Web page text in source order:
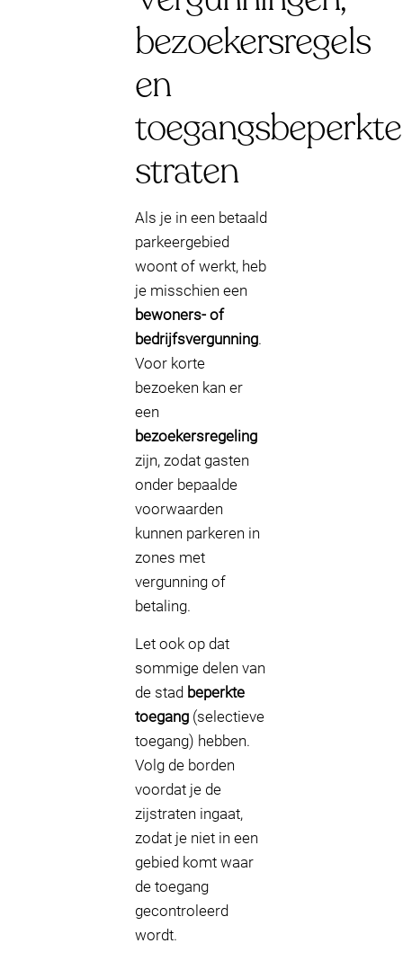
bezoekersregels
en
toegangsbeperkte
straten
Als je in een betaald
parkeergebied
woont of werkt, heb
je misschien een
bewoners- of
bedrijfsvergunning.
Voor korte
bezoeken kan er
een
bezoekersregeling
zijn, zodat gasten
onder bepaalde
voorwaarden
kunnen parkeren in
zones met
vergunning of
betaling.
Let ook op dat
sommige delen van
de stad beperkte
toegang (selectieve
toegang) hebben.
Volg de borden
voordat je de
zijstraten ingaat,
zodat je niet in een
gebied komt waar
de toegang
gecontroleerd
wordt.